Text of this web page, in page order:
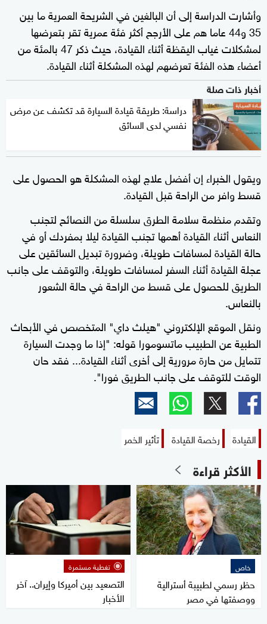
وأشارت الدراسة إلى أن البالغين في الشريحة العمرية ما بين
35 و44 عاما هم على الأرجح أكثر فئة عمرية تقر بتعرضها
لمشكلات غياب اليقظة أثناء القيادة، حيث ذكر 47 بالمئة من
أعضاء هذه الفئة تعرضهم لهذه المشكلة أثناء القيادة.
أخبار ذات صلة
دراسة: طريقة قيادة السيارة قد تكشف عن مرض
نفسي لدى السائق
ويقول الخبراء إن أفضل علاج لهذه المشكلة هو الحصول على
قسط وافر من الراحة قبل القيادة.
وتقدم منظمة سلامة الطرق سلسلة من النصائح لتجنب
النعاس أثناء القيادة أهمها تجنب القيادة ليلا بمفردك أو في
حالة القيادة لمسافات طويلة، وضرورة تبديل السائقين على
عجلة القيادة أثناء السفر لمسافات طويلة، والتوقف على جانب
الطريق للحصول على قسط من الراحة في حالة الشعور
بالنعاس.
ونقل الموقع الإلكتروني "هيلث داي" المتخصص في الأبحاث
الطبية عن الطبيب ماتسومورا قوله: "إذا ما وجدت السيارة
تتمايل من حارة مرورية إلى أخرى أثناء القيادة... فقد حان
الوقت للتوقف على جانب الطريق فورا".
القيادة رخصة القيادة تأثير الخمر
الأكثر قراءة
خاص
حظر رسمي لطبيبة أسترالية
ووصفتها في مصر
تغطية مستمرة
التصعيد بين أميركا وإيران.. آخر
الأخبار